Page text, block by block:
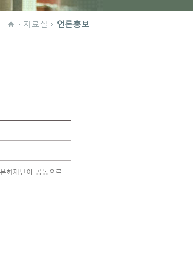
자료실 언론홍보
화재단이 공동으로